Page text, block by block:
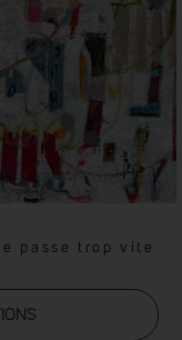
passe trop vite